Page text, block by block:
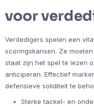
voor
Verdedigers spelen een
scoringskansen. Ze
staat zijn het spel te lezen
anticiperen. Effectief
defensieve soliditeit te
Sterke tackel- en